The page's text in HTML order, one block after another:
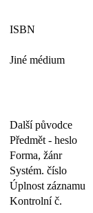
ISBN
Jiné médium
Další původce
Předmět - heslo
Forma, žánr
Systém. číslo
Úplnost záznamu
Kontrolní č.